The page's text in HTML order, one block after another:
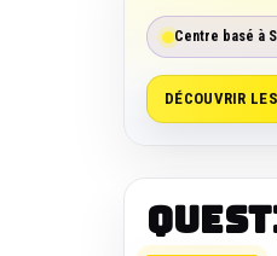
Centre basé à
DÉCOUVRIR